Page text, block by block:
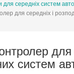
середніх систем
для середніх і
для
систем